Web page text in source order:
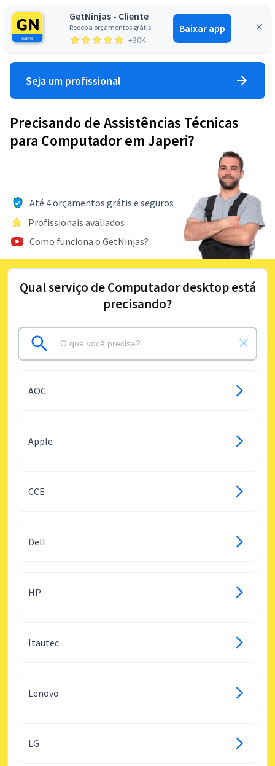
GetNinjas - Cliente
Receba orçamentos grátis
+30K
Baixar app
Entrar
Seja um profissional
Precisando de Assistências Técnicas
para Computador em Japeri?
Até 4 orçamentos grátis e seguros
Profissionais avaliados
Como funciona o GetNinjas?
Qual serviço de Computador desktop está
precisando?
AOC
Apple
CCE
Dell
HP
Itautec
Lenovo
LG